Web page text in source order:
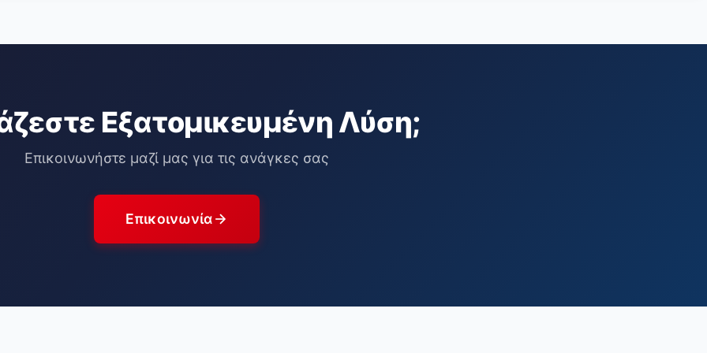
Εξατομικευμένη Λύση;
Επικοινωνήστε μαζί μας για τις ανάγκες σας
Επικοινωνία